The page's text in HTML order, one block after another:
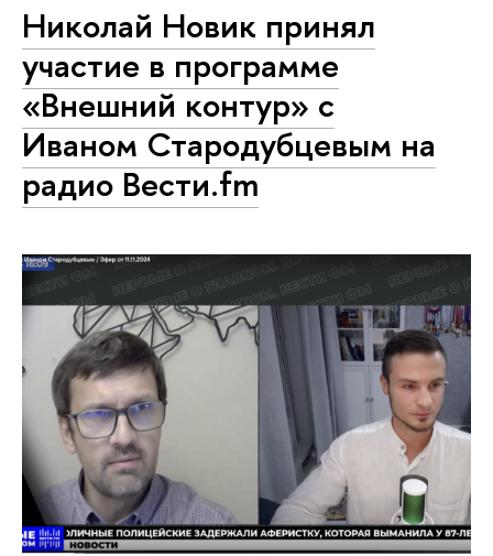
Николай Новик принял
участие в программе
«Внешний контур» с
Иваном Стародубцевым на
радио Вести.fm